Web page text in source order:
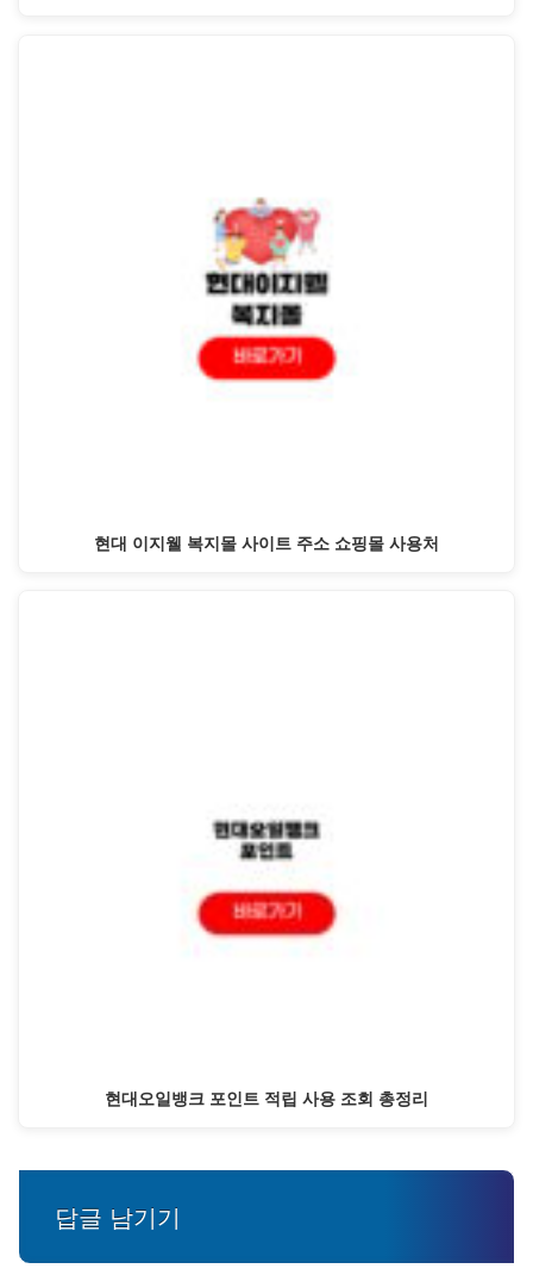
현대 이지웰 복지몰 사이트 주소 쇼핑몰 사용처
현대오일뱅크 포인트 적립 사용 조회 총정리
답글 남기기